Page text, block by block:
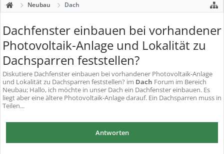
Neubau Dach
Dachfenster einbauen bei vorhandener
Photovoltaik-Anlage und Lokalität zu
Dachsparren feststellen?
Diskutiere Dachfenster einbauen bei vorhandener Photovoltaik-Anlage
und Lokalität zu Dachsparren feststellen? im Dach Forum im Bereich
Neubau; Hallo, ich möchte in unser Dach ein Dachfenster einbauen. Es
liegt aber eine ältere Photovoltaik-Anlage darauf. Ein Dachsparren muss in
Teilen...
Antworten